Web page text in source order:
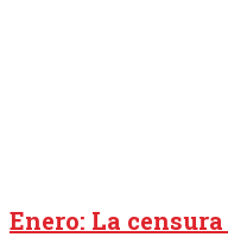
Enero: La